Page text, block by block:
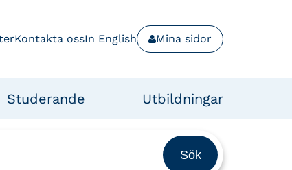
Kontakta ossIn English Mina sidor
Studerande Utbildningar